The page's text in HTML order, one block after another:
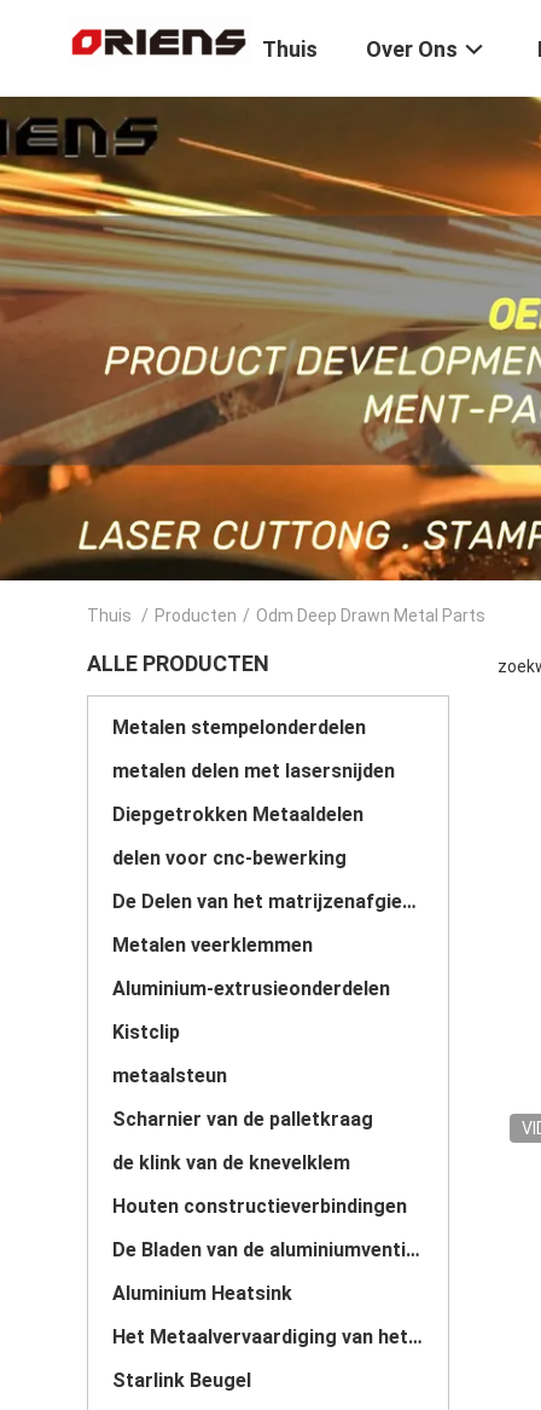
Thuis Over Ons
Thuis / Producten / Odm Deep Drawn Metal Parts
ALLE PRODUCTEN
Metalen stempelonderdelen
metalen delen met lasersnijden
Diepgetrokken Metaaldelen
delen voor cnc-bewerking
De Delen van het matrijzenafgietsel
Metalen veerklemmen
Aluminium-extrusieonderdelen
Kistclip
metaalsteun
Scharnier van de palletkraag
de klink van de knevelklem
Houten constructieverbindingen
De Bladen van de aluminiumventilator
Aluminium Heatsink
Het Metaalvervaardiging van het douaneblad
Starlink Beugel